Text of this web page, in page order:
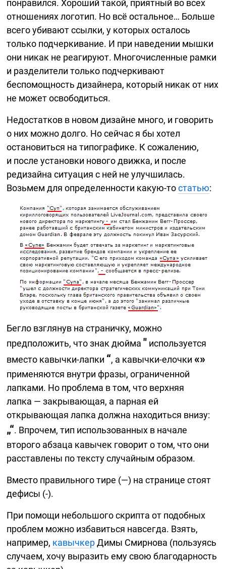
понравился. Хороший такой, приятный во всех
отношениях логотип. Но всё остальное… Больше
всего убивают ссылки, у которых осталось
только подчеркивание. И при наведении мышки
они никак не реагируют. Многочисленные рамки
и разделители только подчеркивают
беспомощность дизайнера, который никак от них
не может освободиться.
Недостатков в новом дизайне много, и говорить
о них можно долго. Но сейчас я бы хотел
остановиться на типографике. К сожалению,
и после установки нового движка, и после
редизайна ситуация с ней не улучшилась.
Возьмем для определенности какую-то статью:
Бегло взглянув на страничку, можно
предположить, что знак дюйма" используется
вместо кавычки-лапки “, а кавычки-елочки «»
применяются внутри фразы, ограниченной
лапками. Но проблема в том, что верхняя
лапка — закрывающая, а парная ей
открывающая лапка должна находиться внизу:
„“. Впрочем, тип использованных в начале
второго абзаца кавычек говорит о том, что они
расставлены по тексту случайным образом.
Вместо правильного тире (—) на странице стоят
дефисы (-).
При помощи небольшого скрипта от подобных
проблем можно избавиться навсегда. Взять,
например, кавычкерДимы Смирнова (пользуясь
случаем, хочу выразить ему свою благодарность